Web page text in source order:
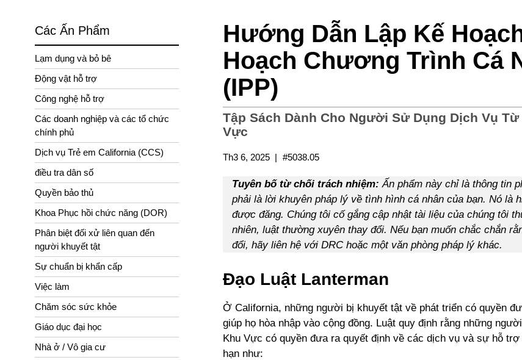
Các Ấn Phẩm
Lạm dụng và bỏ bê
Động vật hỗ trợ
Công nghệ hỗ trợ
Các doanh nghiệp và các tổ chức
chính phủ
Dịch vụ Trẻ em California (CCS)
điều tra dân số
Quyền bảo thủ
Khoa Phục hồi chức năng (DOR)
Phân biệt đối xử liên quan đến
người khuyết tật
Sự chuẩn bị khẩn cấp
Việc làm
Chăm sóc sức khỏe
Giáo dục đại học
Nhà ở / Vô gia cư
Hướng Dẫn Lập Kế
Hoạch Chương Trình Cá
(IPP)
Tập Sách Dành Cho Người Sử Dụng Dịch Vụ
Vực
Th3 6, 2025 #5038.05
Tuyên bố từ chối trách nhiệm: Ấn phẩm này chỉ là thông tin
phải là lời khuyên pháp lý về tình hình cá nhân của bạn. Nó là
được đăng. Chúng tôi cố gắng cập nhật tài liệu của chúng tôi
nhiên, luật thường xuyên thay đổi. Nếu bạn muốn chắc chắn
đổi, hãy liên hệ với DRC hoặc một văn phòng pháp lý khác.
Đạo Luật Lanterman
Ở California, những người bị khuyết tật về phát triển có quyền
giúp họ hòa nhập vào cộng đồng. Luật quy định rằng những
Khu Vực có quyền đưa ra quyết định về các dịch vụ và sự hỗ trợ
hạn như: